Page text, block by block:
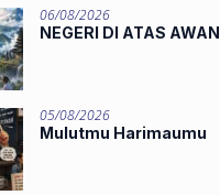
06/08/2026
NEGERI DI ATAS AWAN
05/08/2026
Mulutmu Harimaumu